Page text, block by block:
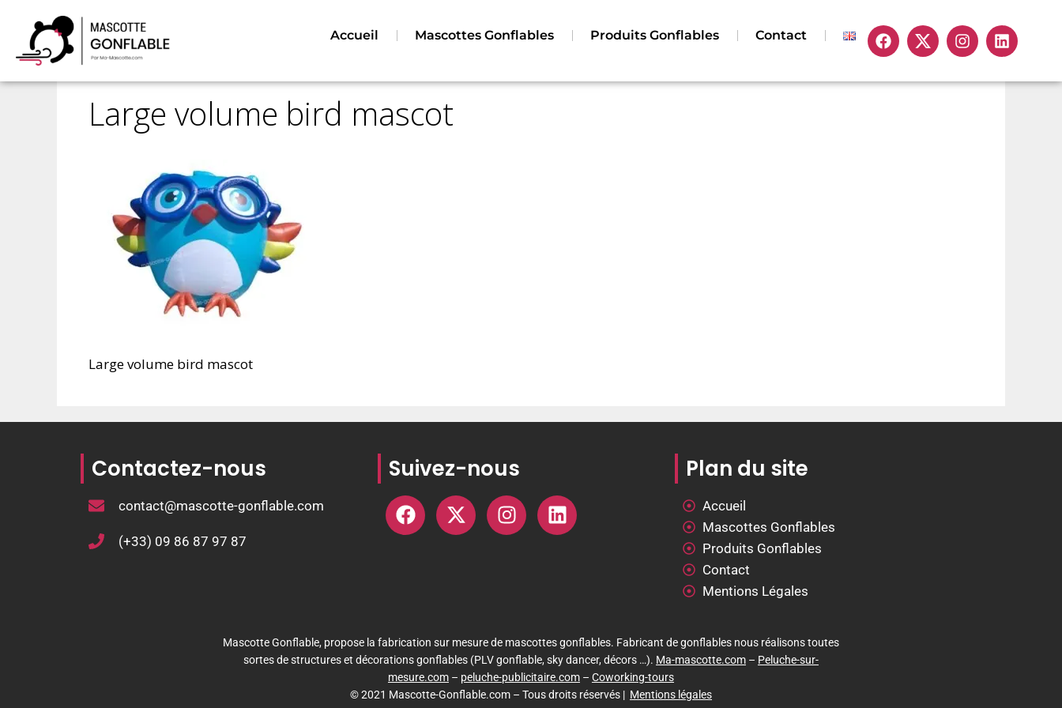
Accueil Mascottes Gonflables Produits Gonflables Contact
Accueil Mascotte Gonflables
Large volume bird mascot
Large volume bird mascot
Contactez-nous
contact@mascotte-gonflable.com
(+33) 09 86 87 97 87
Suivez-nous Plan du site
Accueil
Mascottes Gonflables
Produits Gonflables
Contact
Mentions Légales
Mascotte Gonflable, propose la fabrication sur mesure de mascottes gonflables. Fabricant de gonflables nous réalisons toutes
sortes de structures et décorations gonflables (PLV gonflable, sky dancer, décors …). Ma-mascotte.com– Peluche-sur-
mesure.com– peluche-publicitaire.com– Coworking-tours
© 2021 Mascotte-Gonflable.com – Tous droits réservés | Mentions légales